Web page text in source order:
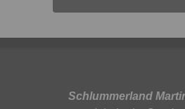
Schlummerland